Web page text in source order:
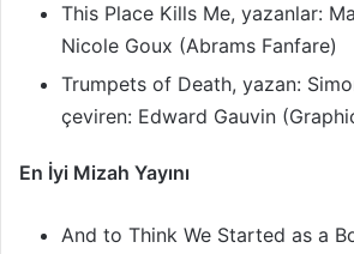
This Place Kills Me, yazanlar:
Nicole Goux (Abrams Fanfare)
Trumpets of Death, yazan:
çeviren: Edward Gauvin
En İyi Mizah Yayını
And to Think We Started as a